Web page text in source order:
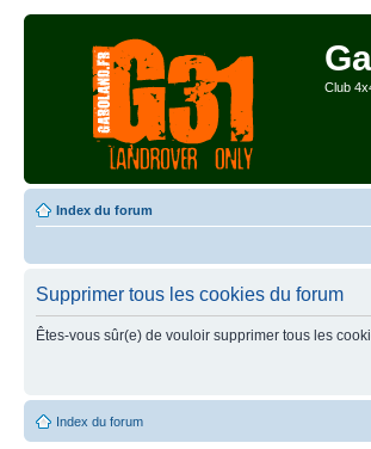
Club
Index du forum
Supprimer tous les cookies du forum
Êtes-vous sûr(e) de vouloir supprimer tous les
Index du forum